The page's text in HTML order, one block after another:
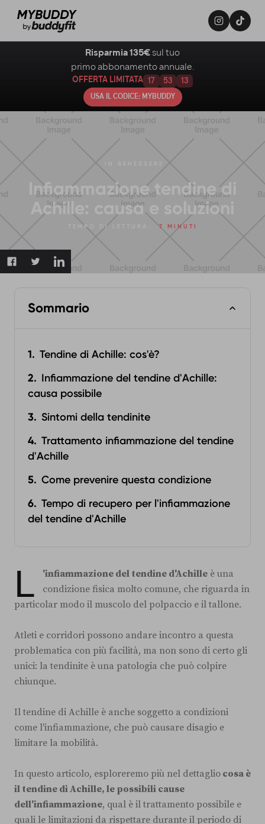
Infiammazione tendine di
Achille: causa e soluzioni
TEMPO DI LETTURA: 7 MINUTI
Sommario
Tendine di Achille: cos'è?
Infiammazione del tendine d'Achille:
causa possibile
Sintomi della tendinite
Trattamento infiammazione del tendine
d'Achille
Come prevenire questa condizione
Tempo di recupero per l'infiammazione
del tendine d'Achille
L 'infiammazione del tendine d'Achille è una
condizione fisica molto comune, che riguarda in
particolar modo il muscolo del polpaccio e il tallone.
Atleti e corridori possono andare incontro a questa
problematica con più facilità, ma non sono di certo gli
unici: la tendinite è una patologia che può colpire
chiunque.
Il tendine di Achille è anche soggetto a condizioni
come l'infiammazione, che può causare disagio e
limitare la mobilità.
In questo articolo, esploreremo più nel dettaglio cosa è
il tendine di Achille, le possibili cause
dell'infiammazione, qual è il trattamento possibile e
quali le limitazioni da rispettare durante il periodo di
Risparmia 135€ sul tuo
primo abbonamento annuale.
OFFERTA LIMITATA 17 53 12
USA IL CODICE: MYBUDDY